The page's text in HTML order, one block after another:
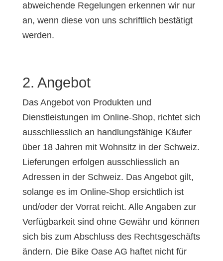
abweichende Regelungen erkennen wir nur
an, wenn diese von uns schriftlich bestätigt
werden.
2. Angebot
Das Angebot von Produkten und
Dienstleistungen im Online-Shop, richtet sich
ausschliesslich an handlungsfähige Käufer
über 18 Jahren mit Wohnsitz in der Schweiz.
Lieferungen erfolgen ausschliesslich an
Adressen in der Schweiz. Das Angebot gilt,
solange es im Online-Shop ersichtlich ist
und/oder der Vorrat reicht. Alle Angaben zur
Verfügbarkeit sind ohne Gewähr und können
sich bis zum Abschluss des Rechtsgeschäfts
ändern. Die Bike Oase AG haftet nicht für